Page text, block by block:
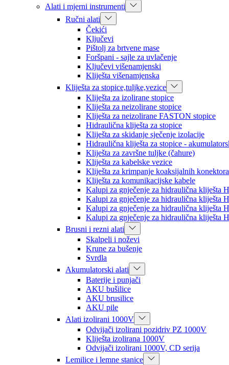
Alati i mjerni instrumenti
Ručni alati
Čekići
Ključevi
Pištolj za brtvene mase
Foršpani - sajle za uvlačenje
Ključevi višenamjenski
Kliješta višenamjenska
Kliješta za stopice,tuljke,vezice
Kliješta za izolirane stopice
Kliješta za neizolirane stopice
Kliješta za neizolirane FASTON stopice
Hidraulična kliješta za stopice
Kliješta za skidanje sječenje izolacije
Hidraulična kliješta za stopice -
Kliješta za završne tuljke (čahure)
Kliješta za kabelske vezice
Kliješta za krimpanje koaksijalnih konektora
Kliješta za komunikacijske kabele
Kalupi za gnječenje za hidraulična kliješta
Kalupi za gnječenje za hidraulična kliješta
Kalupi za gnječenje za hidraulična kliješta
Kalupi za gnječenje za hidraulična kliješta
Brusni i rezni alati
Skalpeli i noževi
Krune za bušenje
Svrdla
Akumulatorski alati
Baterije i punjači
AKU bušilice
AKU brusilice
AKU pile
Alati izolirani 1000V
Odvijači izolirani pozidriv PZ 1000V
Kliješta izolirana 1000V
Odvijači izolirani 1000V, CD serija
Lemilice i lemne stanice